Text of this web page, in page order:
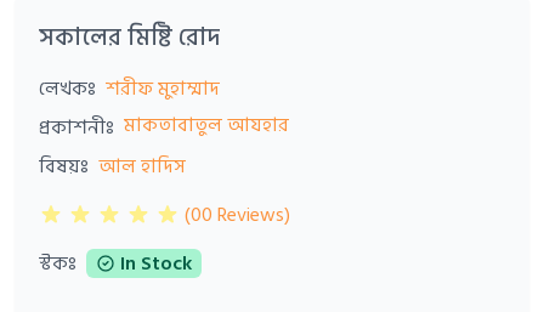
সকালের মিষ্টি রোদ
লেখকঃ শরীফ মুহাম্মাদ
প্রকাশনীঃ মাকতাবাতুল আযহার
বিষয়ঃ আল হাদিস
(00 Reviews)
স্টকঃ
In Stock